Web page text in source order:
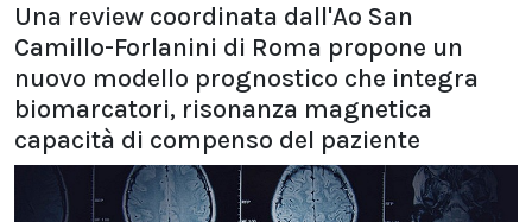
Una review coordinata dall'Ao San
Camillo-Forlanini di Roma propone un
nuovo modello prognostico che integra
biomarcatori, risonanza magnetica
capacità di compenso del paziente